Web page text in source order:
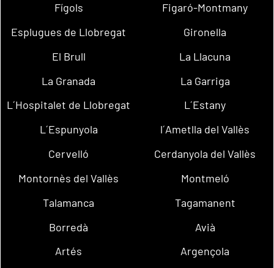
Fígols
Figaró-Montmany
Esplugues de Llobregat
Gironella
El Brull
La Llacuna
La Granada
La Garriga
L´Hospitalet de Llobregat
L´Estany
L´Espunyola
l´Ametlla del Vallès
Cervelló
Cerdanyola del Vallès
Montornès del Vallès
Montmeló
Talamanca
Tagamanent
Borredà
Avià
Artés
Argençola